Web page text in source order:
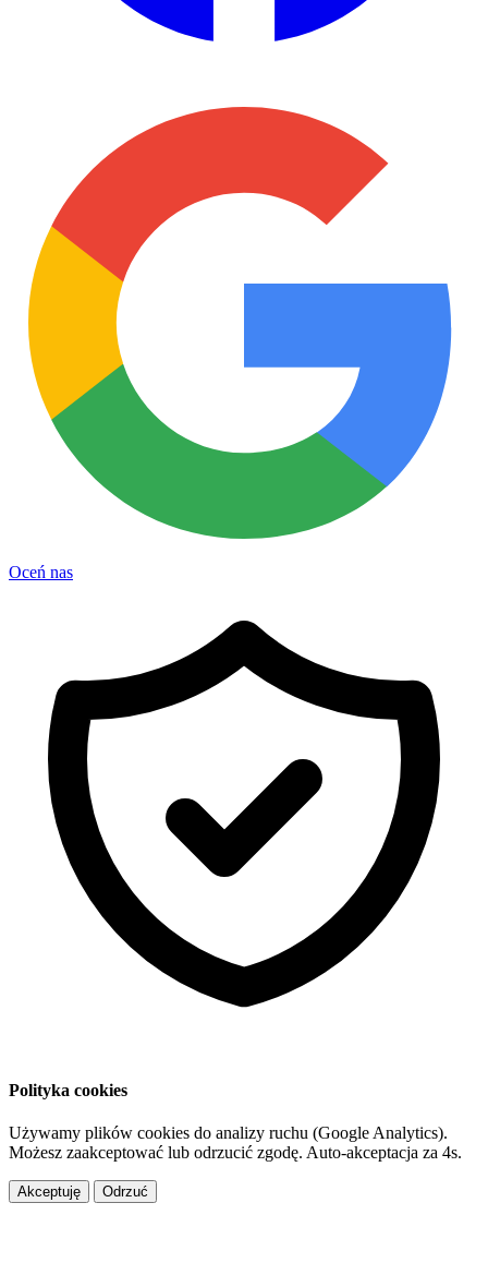
Oceń nas
Polityka cookies
Używamy plików cookies do analizy ruchu (Google Analytics).
Możesz zaakceptować lub odrzucić zgodę. Auto-akceptacja za 3s.
Akceptuję Odrzuć